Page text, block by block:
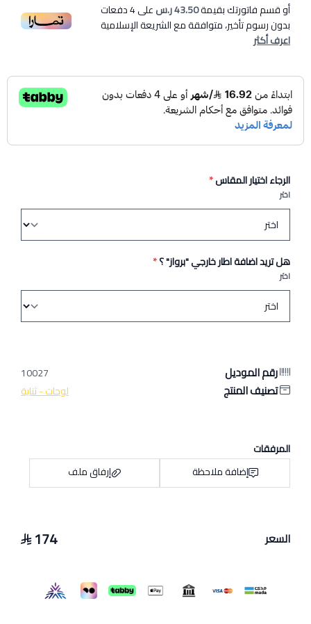
أو قسم فاتورتك بقيمة43.50 ر.س على4دفعات
بدون رسوم تأخير، متوافقة مع الشريعة الإسلامية
اعرف أكثر
الرجاء اختيار المقاس*
اختر
هل تريد اضافة اطار خارجي "برواز" ؟*
اختر
رقم الموديل 10027
تصنيف المنتج لوحات - ثناية
المرفقات
إضافة ملاحظة
إرفاق ملف
السعر 174